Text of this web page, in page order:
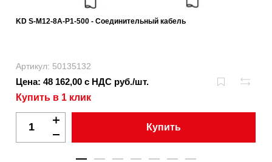
KD S-M12-8A-P1-500 - Соединительный кабель
Артикул: 50135132
Цена: 48 162,00 с НДС руб./шт.
Купить в 1 клик
Купить